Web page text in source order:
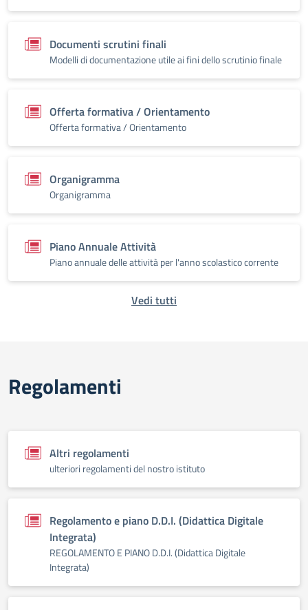
Documenti scrutini finali
Modelli di documentazione utile ai fini dello scrutinio finale
Offerta formativa / Orientamento
Offerta formativa / Orientamento
Organigramma
Organigramma
Piano Annuale Attività
Piano annuale delle attività per l'anno scolastico corrente
Vedi tutti
Regolamenti
Altri regolamenti
ulteriori regolamenti del nostro istituto
Regolamento e piano D.D.I. (Didattica Digitale
Integrata)
REGOLAMENTO E PIANO D.D.I. (Didattica Digitale
Integrata)